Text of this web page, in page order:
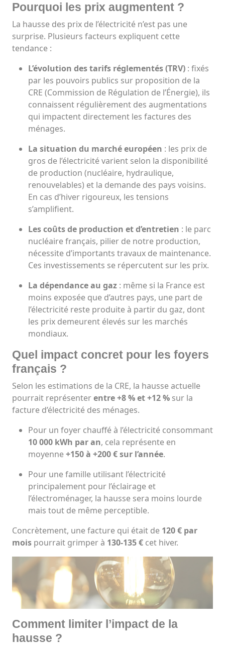
Pourquoi les prix augmentent ?
La hausse des prix de l’électricité n’est pas une
surprise. Plusieurs facteurs expliquent cette
tendance :
L’évolution des tarifs réglementés (TRV) : fixés
par les pouvoirs publics sur proposition de la
CRE (Commission de Régulation de l’Énergie), ils
connaissent régulièrement des augmentations
qui impactent directement les factures des
ménages.
La situation du marché européen : les prix de
gros de l’électricité varient selon la disponibilité
de production (nucléaire, hydraulique,
renouvelables) et la demande des pays voisins.
En cas d’hiver rigoureux, les tensions
s’amplifient.
Les coûts de production et d’entretien : le parc
nucléaire français, pilier de notre production,
nécessite d’importants travaux de maintenance.
Ces investissements se répercutent sur les prix.
La dépendance au gaz : même si la France est
moins exposée que d’autres pays, une part de
l’électricité reste produite à partir du gaz, dont
les prix demeurent élevés sur les marchés
mondiaux.
Quel impact concret pour les foyers
français ?
Selon les estimations de la CRE, la hausse actuelle
pourrait représenterentre +8 % et +12 % sur la
facture d’électricité des ménages.
Pour un foyer chauffé à l’électricité consommant
10 000 kWh par an, cela représente en
moyenne+150 à +200 € sur l’année.
Pour une famille utilisant l’électricité
principalement pour l’éclairage et
l’électroménager, la hausse sera moins lourde
mais tout de même perceptible.
Concrètement, une facture qui était de 120 € par
mois pourrait grimper à 130-135 € cet hiver.
Comment limiter l’impact de la
hausse ?